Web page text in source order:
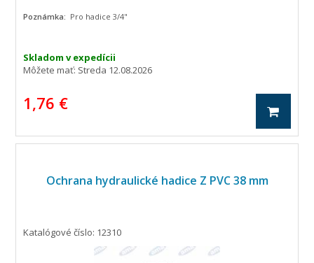
Skladom v expedícii
Môžete mať: Streda 12.08.2026
1,76 €
Poznámka: Pro hadice 3/4"
Ochrana hydraulické hadice Z PVC 38 mm
Katalógové číslo: 12310